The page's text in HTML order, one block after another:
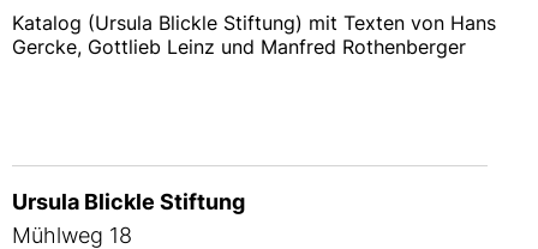
Katalog (Ursula Blickle Stiftung) mit Texten von Hans
Gercke, Gottlieb Leinz und Manfred Rothenberger
Ursula Blickle Stiftung
Mühlweg 18